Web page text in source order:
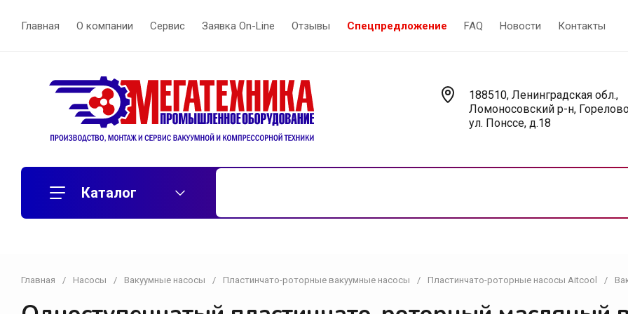
Главная О компании Сервис Заявка On-Line Отзывы Спецпредложение FAQ Новости Контакты
188510, Ленинградская обл.,
Ломоносовский р-н,
ул. Понссе, д.18
Каталог
Главная / Насосы / Вакуумные насосы / Пластинчато-роторные вакуумные насосы / Пластинчато-роторные насосы Aitcool /